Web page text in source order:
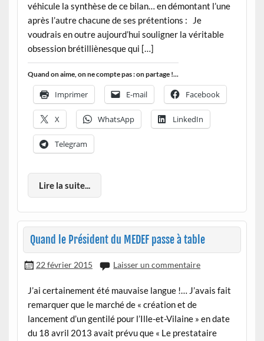
véhicule la synthèse de ce bilan… en démontant l’une
après l’autre chacune de ses prétentions : Je
voudrais en outre aujourd’hui souligner la véritable
obsession brétilliènesque qui […]
Quand on aime, on ne compte pas : on partage !...
Imprimer E-mail Facebook
X WhatsApp LinkedIn
Telegram
Lire la suite...
Quand le Président du MEDEF passe à table
22 février 2015 Laisser un commentaire
J’ai certainement été mauvaise langue !… J’avais fait
remarquer que le marché de « création et de
lancement d’un gentilé pour l’Ille-et-Vilaine » en date
du 18 avril 2013 avait prévu que « Le prestataire